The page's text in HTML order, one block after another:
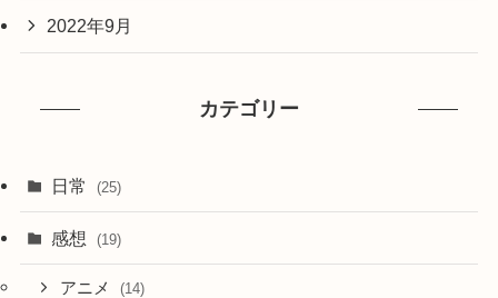
2022年9月
カテゴリー
日常 (25)
感想 (19)
アニメ (14)